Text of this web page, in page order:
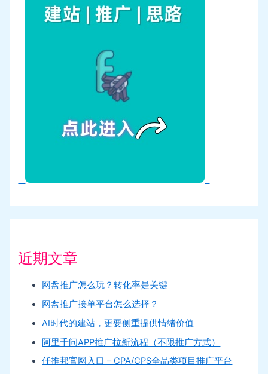
近期文章
网盘推广怎么玩？转化率是关键
网盘推广接单平台怎么选择？
AI时代的建站，更要侧重提供情绪价值
阿里千问APP推广拉新流程（不限推广方式）
任推邦官网入口 – CPA/CPS全品类项目推广平台